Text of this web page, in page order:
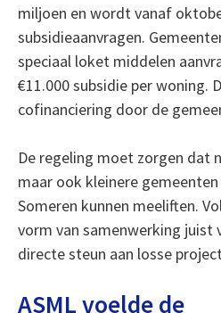
miljoen en wordt vanaf
subsidieaanvragen.
speciaal loket middelen
€11.000 subsidie per woning.
cofinanciering door de
De regeling moet zorgen dat
maar ook kleinere
Someren kunnen meeliften.
vorm van samenwerking juist
directe steun aan losse
ASML voelde de